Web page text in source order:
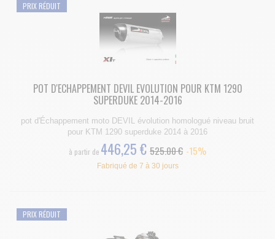
PRIX RÉDUIT
POT D'ECHAPPEMENT DEVIL EVOLUTION POUR KTM 1290
SUPERDUKE 2014-2016
pot d'Échappement moto DEVIL évolution homologué niveau bruit
pour KTM 1290 superduke 2014 à 2016
à partir de 446,25 € 525.00 € -15%
Fabriqué de 7 à 30 jours
PRIX RÉDUIT